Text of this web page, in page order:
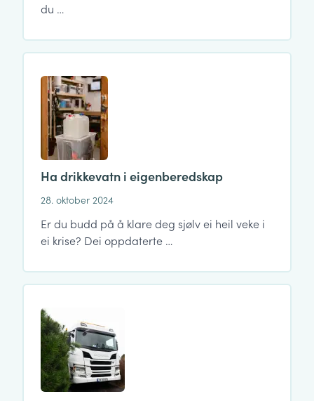
du …
Ha drikkevatn i eigenberedskap
28. oktober 2024
Er du budd på å klare deg sjølv ei heil veke i
ei krise? Dei oppdaterte …